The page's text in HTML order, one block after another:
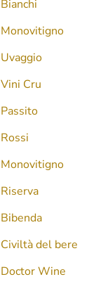
Bianchi
Monovitigno
Uvaggio
Vini Cru
Passito
Rossi
Monovitigno
Riserva
Bibenda
Civiltà del bere
Doctor Wine